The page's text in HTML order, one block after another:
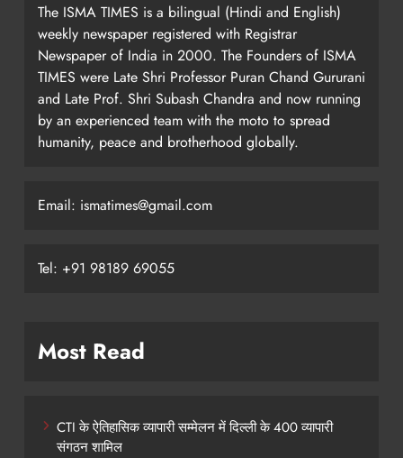
The ISMA TIMES is a bilingual (Hindi and English)
weekly newspaper registered with Registrar
Newspaper of India in 2000. The Founders of ISMA
TIMES were Late Shri Professor Puran Chand Gururani
and Late Prof. Shri Subash Chandra and now running
by an experienced team with the moto to spread
humanity, peace and brotherhood globally.
Email: ismatimes@gmail.com
Tel: +91 98189 69055
Most Read
CTI के ऐतिहासिक व्यापारी सम्मेलन में दिल्ली के 400 व्यापारी
संगठन शामिल